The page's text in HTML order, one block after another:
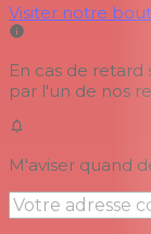
Visiter notre
En cas de
par l'un de nos
M'aviser quand